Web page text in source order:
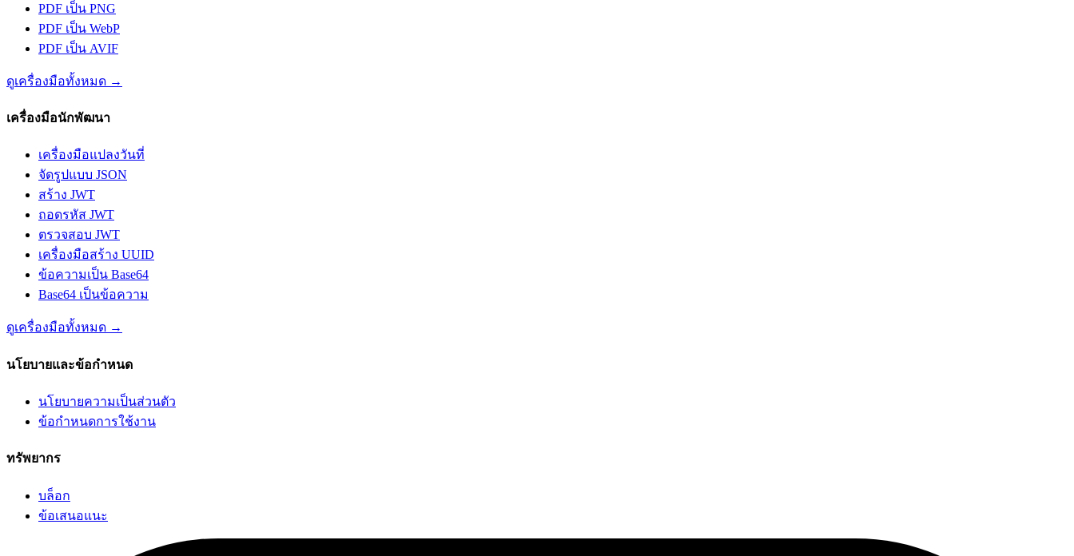
PDF เป็น PNG
PDF เป็น WebP
PDF เป็น AVIF
ดูเครื่องมือทั้งหมด →
เครื่องมือนักพัฒนา
เครื่องมือแปลงวันที่
จัดรูปแบบ JSON
สร้าง JWT
ถอดรหัส JWT
ตรวจสอบ JWT
เครื่องมือสร้าง UUID
ข้อความเป็น Base64
Base64 เป็นข้อความ
ดูเครื่องมือทั้งหมด →
นโยบายและข้อกำหนด
นโยบายความเป็นส่วนตัว
ข้อกำหนดการใช้งาน
ทรัพยากร
บล็อก
ข้อเสนอแนะ